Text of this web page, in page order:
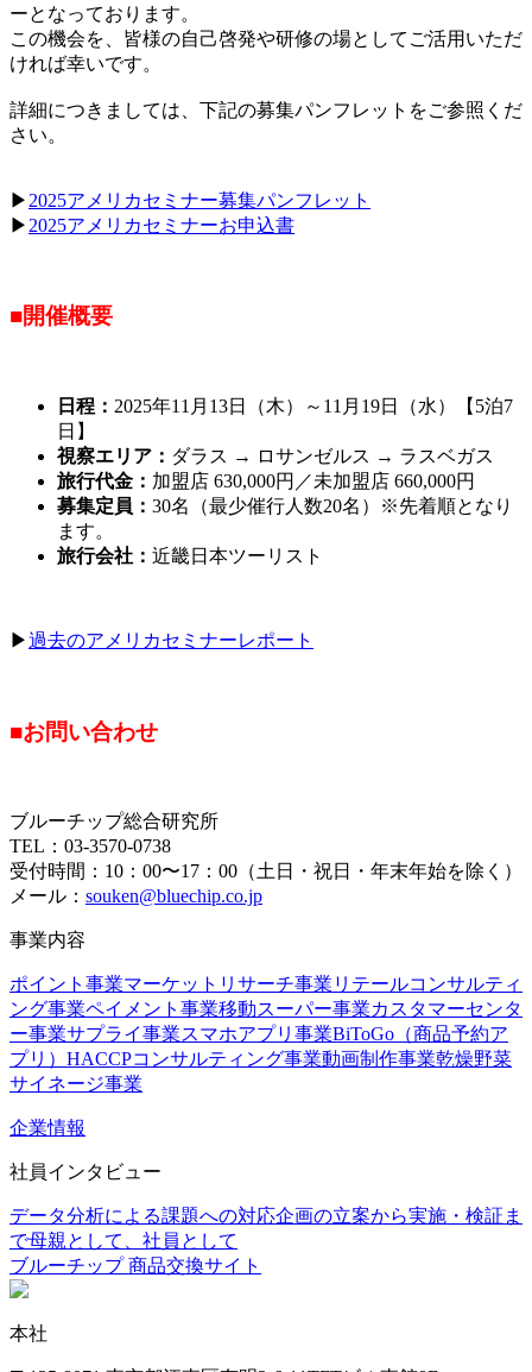
ーとなっております。
この機会を、皆様の自己啓発や研修の場としてご活用いただ
ければ幸いです。
詳細につきましては、下記の募集パンフレットをご参照くだ
さい。
▶ 2025アメリカセミナー募集パンフレット
▶ 2025アメリカセミナーお申込書
■開催概要
日程： 2025年11月13日（木）～11月19日（水）【5泊7
日】
視察エリア： ダラス → ロサンゼルス → ラスベガス
旅行代金： 加盟店 630,000円／未加盟店 660,000円
募集定員： 30名（最少催行人数20名）※先着順となり
ます。
旅行会社： 近畿日本ツーリスト
▶過去のアメリカセミナーレポート
■お問い合わせ
ブルーチップ総合研究所
TEL：03-3570-0738
受付時間：10：00〜17：00（土日・祝日・年末年始を除く）
メール： souken@bluechip.co.jp
事業内容
ポイント事業マーケットリサーチ事業 リテールコンサルティ
ング事業ペイメント事業移動スーパー事業カスタマーセンタ
ー事業サプライ事業スマホアプリ事業BiToGo（商品予約ア
プリ） HACCPコンサルティング事業動画制作事業乾燥野菜
サイネージ事業
企業情報
社員インタビュー
データ分析による課題への対応企画の立案から実施・検証ま
で母親として、社員として
ブルーチップ 商品交換サイト
本社